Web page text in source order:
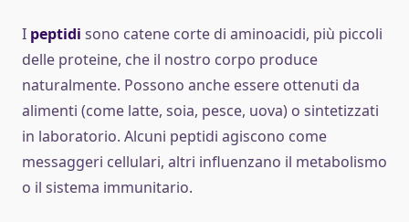
I peptidi sono catene corte di aminoacidi, più piccoli
delle proteine, che il nostro corpo produce
naturalmente. Possono anche essere ottenuti da
alimenti (come latte, soia, pesce, uova) o sintetizzati
in laboratorio. Alcuni peptidi agiscono come
messaggeri cellulari, altri influenzano il metabolismo
o il sistema immunitario.